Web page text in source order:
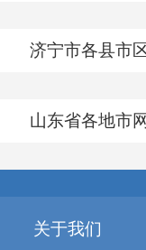
济宁市各县市
山东省各地市
关于我们